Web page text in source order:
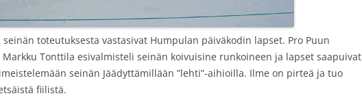
seinän toteutuksesta vastasivat Humpulan päiväkodin lapset. Pro Puun
Markku Tonttila esivalmisteli seinän koivuisine runkoineen ja lapset saapuivat
seinän Jäädyttämillään ”lehti”-aihioilla. Ilme on pirteä ja tuo
fiilistä.